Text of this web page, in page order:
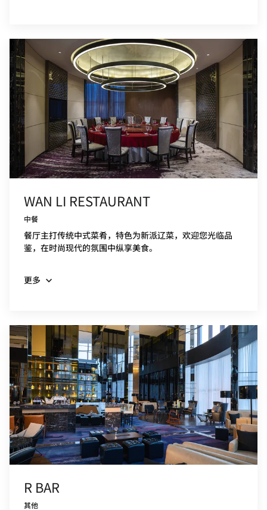
WAN LI RESTAURANT
中餐
餐厅主打传统中式菜肴，特色为新派辽菜，欢迎您光临品
鉴，在时尚现代的氛围中纵享美食。
更多
R BAR
其他